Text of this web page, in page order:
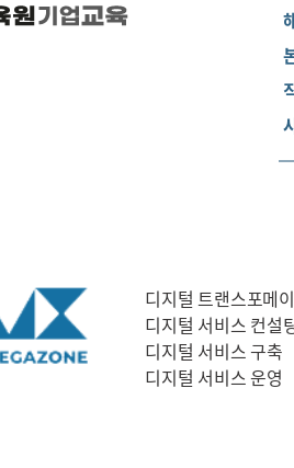
디지털 트랜스포메
디지털 서비스 컨설
디지털 서비스 구축
디지털 서비스 운영